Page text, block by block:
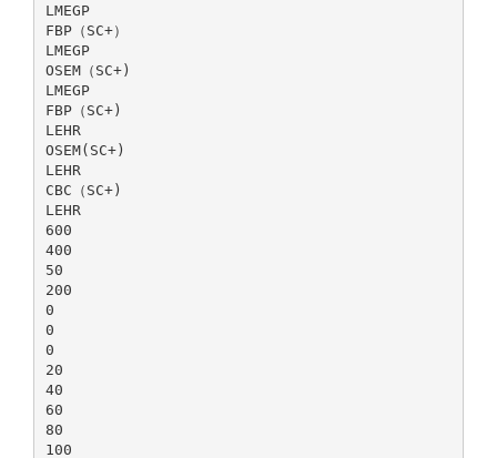
LMEGP
FBP（SC+）
LMEGP
OSEM（SC+)
LMEGP
FBP（SC+)
LEHR
OSEM(SC+)
LEHR
CBC（SC+)
LEHR
600
400
50
200
0
0
0
20
40
60
80
100